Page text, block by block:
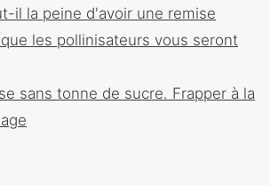
il la peine d'avoir une remise
les pollinisateurs vous seront
sans tonne de sucre. Frapper à la